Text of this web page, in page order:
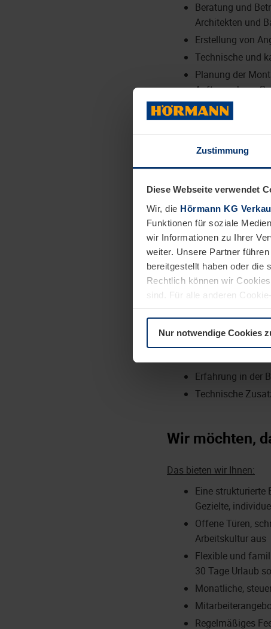
Zustimmung
Diese Webseite verwendet
Wir, die Hörmann KG
Funktionen für soziale
wir Informationen zu Ihrer
weiter. Unsere Partner
bereitgestellt haben oder die
Rechtlich können wir
sind. Für alle anderen
Erläuterung auf der Seite
Nur notwendige Cookies
Beratung und
Architekten und
Erstellung von
Technische und
Planung der
Auftraggebern,
Erarbeitung von
Mit unseren
Tragen Sie zu
Kaufmännische
Technisches
Berufserfahrung
Wohnort im
Teamplayer:in
Souveränes,
Dies wäre
Kenntnisse in
Erfahrung in der
Technische
Wir möchten,
Das bieten wir Ihnen:
Eine
Gezielte,
Offene Türen,
Arbeitskultur aus
Flexible und
30 Tage Urlaub
Monatliche,
Regelmäßiges